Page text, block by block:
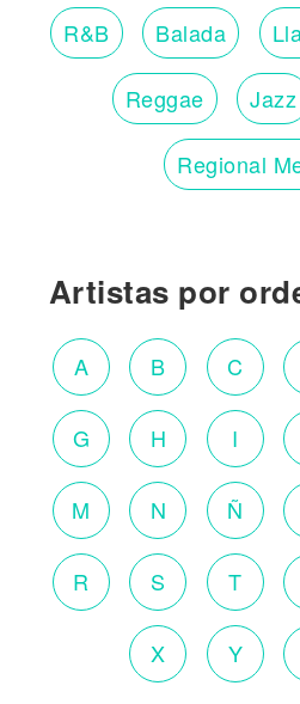
R&B Balada
Reggae Jazz
Regional
Artistas por
A B C
G H I
M N Ñ
R S T
X Y